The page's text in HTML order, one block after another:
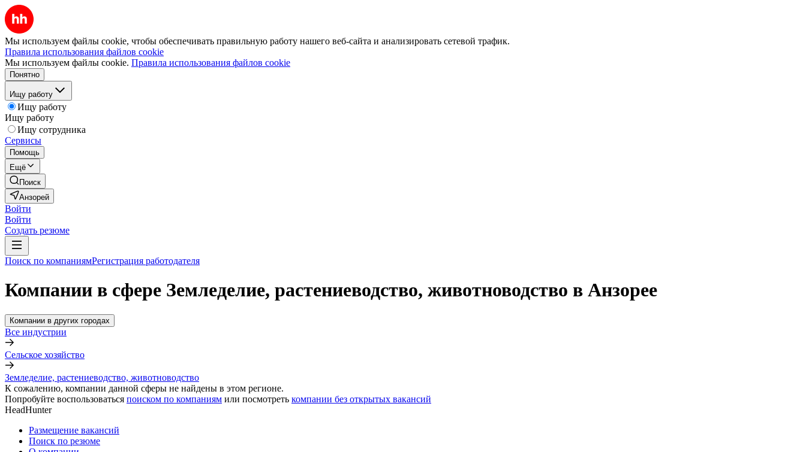
Мы используем файлы cookie, чтобы обеспечивать правильную работу нашего веб-сайта и анализировать сетевой трафик.
Правила использования файлов cookie
Мы используем файлы cookie. Правила использования файлов cookie
Понятно
Ищу работу
Ищу работу
Ищу работу
Ищу сотрудника
Сервисы
Помощь
Ещё
Поиск
Анзорей
Войти
Войти
Создать резюме
Поиск по компаниямРегистрация работодателя
Компании в сфере Земледелие, растениеводство, животноводство в Анзорее
Компании в других городах
Все индустрии
Сельское хозяйство
Земледелие, растениеводство, животноводство
К сожалению, компании данной сферы не найдены в этом регионе.
Попробуйте воспользоваться поиском по компаниям или посмотреть компании без открытых вакансий
HeadHunter
Размещение вакансий
Поиск по резюме